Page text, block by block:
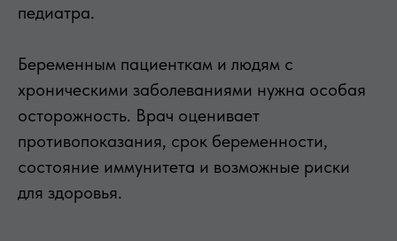
педиатра.
Беременным пациенткам и людям с
хроническими заболеваниями нужна особая
осторожность. Врач оценивает
противопоказания, срок беременности,
состояние иммунитета и возможные риски
для здоровья.